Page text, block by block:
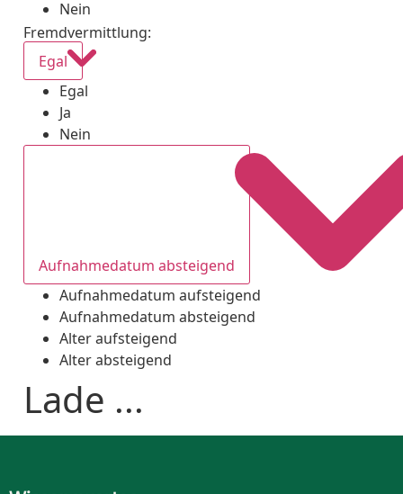
Nein
Fremdvermittlung:
Egal
Egal
Ja
Nein
Aufnahmedatum absteigend
Aufnahmedatum aufsteigend
Aufnahmedatum absteigend
Alter aufsteigend
Alter absteigend
Lade ...